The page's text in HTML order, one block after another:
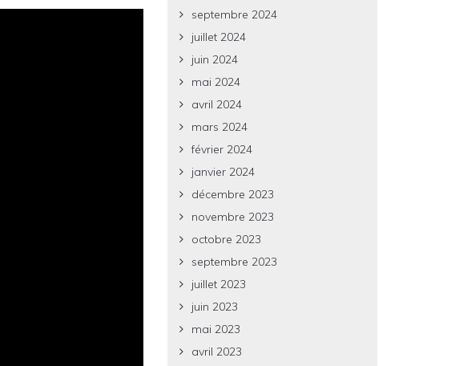
septembre 2024
juillet 2024
juin 2024
mai 2024
avril 2024
mars 2024
février 2024
janvier 2024
décembre 2023
novembre 2023
octobre 2023
septembre 2023
juillet 2023
juin 2023
mai 2023
avril 2023